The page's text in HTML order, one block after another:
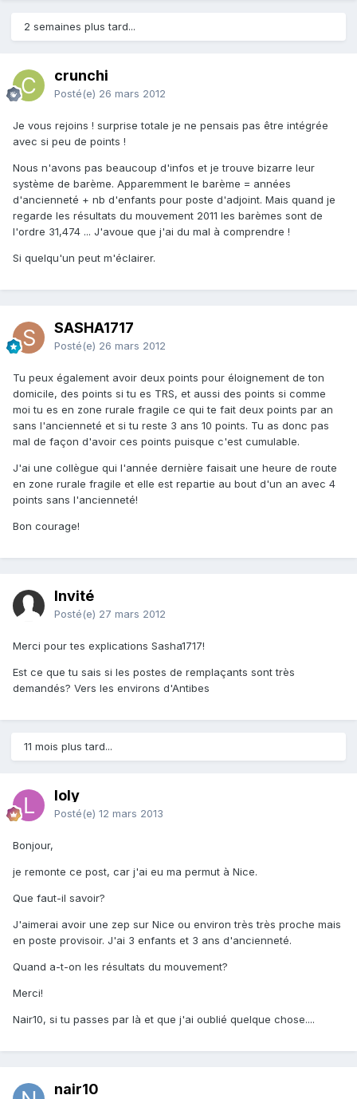
2 semaines plus tard...
crunchi
Posté(e) 26 mars 2012
Je vous rejoins ! surprise totale je ne pensais pas être intégrée
avec si peu de points !
Nous n'avons pas beaucoup d'infos et je trouve bizarre leur
système de barème. Apparemment le barème = années
d'ancienneté + nb d'enfants pour poste d'adjoint. Mais quand je
regarde les résultats du mouvement 2011 les barèmes sont de
l'ordre 31,474 ... J'avoue que j'ai du mal à comprendre !
Si quelqu'un peut m'éclairer.
SASHA1717
Posté(e) 26 mars 2012
Tu peux également avoir deux points pour éloignement de ton
domicile, des points si tu es TRS, et aussi des points si comme
moi tu es en zone rurale fragile ce qui te fait deux points par an
sans l'ancienneté et si tu reste 3 ans 10 points. Tu as donc pas
mal de façon d'avoir ces points puisque c'est cumulable.
J'ai une collègue qui l'année dernière faisait une heure de route
en zone rurale fragile et elle est repartie au bout d'un an avec 4
points sans l'ancienneté!
Bon courage!
Invité
Posté(e) 27 mars 2012
Merci pour tes explications Sasha1717!
Est ce que tu sais si les postes de remplaçants sont très
demandés? Vers les environs d'Antibes
11 mois plus tard...
loly
Posté(e) 12 mars 2013
Bonjour,
je remonte ce post, car j'ai eu ma permut à Nice.
Que faut-il savoir?
J'aimerai avoir une zep sur Nice ou environ très très proche mais
en poste provisoir. J'ai 3 enfants et 3 ans d'ancienneté.
Quand a-t-on les résultats du mouvement?
Merci!
Nair10, si tu passes par là et que j'ai oublié quelque chose....
nair10